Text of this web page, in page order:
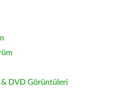
& DVD Görüntüleri